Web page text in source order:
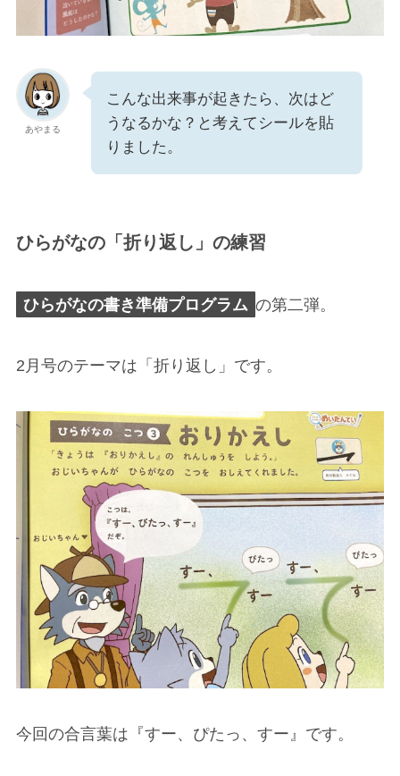
あやまる
こんな出来事が起きたら、次はど
うなるかな？と考えてシールを貼
りました。
ひらがなの「折り返し」の練習
ひらがなの書き準備プログラム の第二弾。
2月号のテーマは「折り返し」です。
今回の合言葉は『すー、ぴたっ、すー』です。